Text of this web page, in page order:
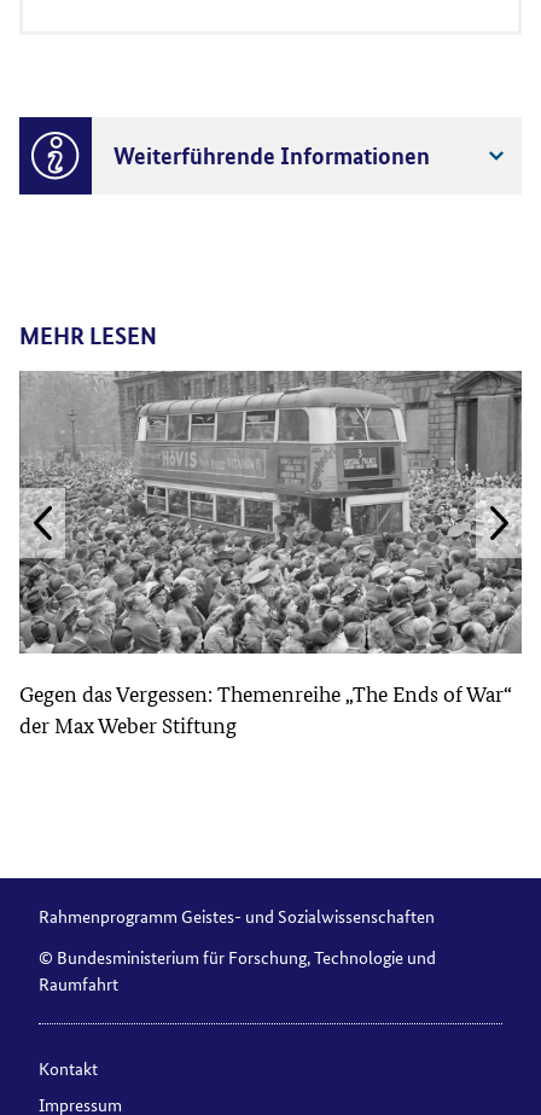
Weiterführende Informationen
MEHR LESEN
Gegen das Vergessen: Themenreihe „The Ends of War“
der Max Weber Stiftung
Rahmenprogramm Geistes- und Sozialwissenschaften
© Bundesministerium für Forschung, Technologie und
Raumfahrt
Kontakt
Impressum